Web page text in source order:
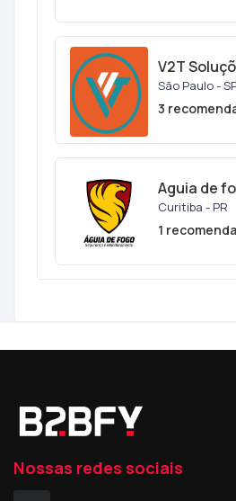
V2T
São Paulo -
3
Aguia de
Curitiba - PR
1
Nossas redes sociais